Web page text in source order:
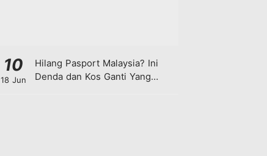
10
18 Jun
Hilang Pasport Malaysia? Ini
Denda dan Kos Ganti Yang